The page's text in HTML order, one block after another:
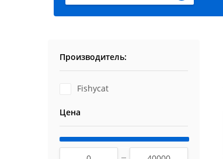
Производитель:
Fishycat
Цена